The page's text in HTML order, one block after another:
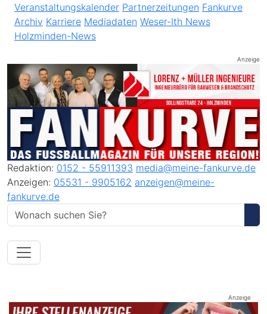
Veranstaltungskalender Partnerzeitungen Fankurve
Archiv Karriere Mediadaten Weser-Ith News
Holzminden-News
Anzeige
Redaktion: 0152 - 55911393 media@meine-fankurve.de
Anzeigen: 05531 - 9905162 anzeigen@meine-
fankurve.de
Anzeige